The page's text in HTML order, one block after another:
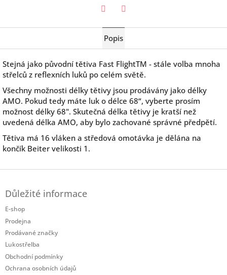
Popis
Stejná jako původní tětiva Fast FlightTM - stále volba mnoha
střelců z reflexních luků po celém světě.
Všechny možnosti délky tětivy jsou prodávány jako délky
AMO. Pokud tedy máte luk o délce 68“, vyberte prosím
možnost délky 68". Skutečná délka tětivy je kratší než
uvedená délka AMO, aby bylo zachované správné předpětí.
Tětiva má 16 vláken a středová omotávka je dělána na
končík Beiter velikosti 1.
Důležité informace
E-shop
Prodejna
Prodávané značky
Lukostřelba
Obchodní podmínky
Ochrana osobních údajů